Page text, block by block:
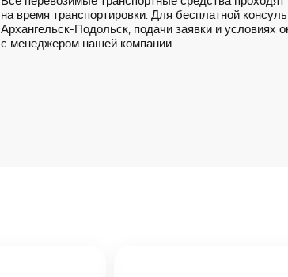
на время транспортировки. Для бесплатной
Архангельск-Подольск, подачи заявки и условиях
с менеджером нашей компании.